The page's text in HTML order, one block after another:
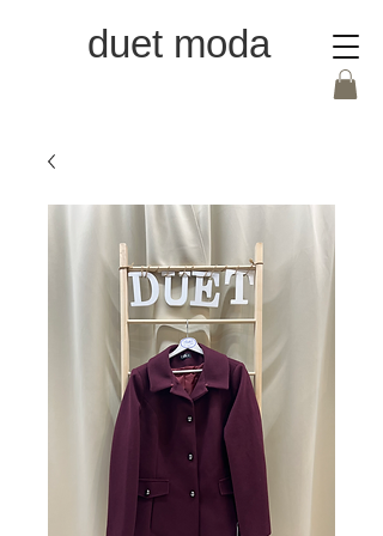
duet moda